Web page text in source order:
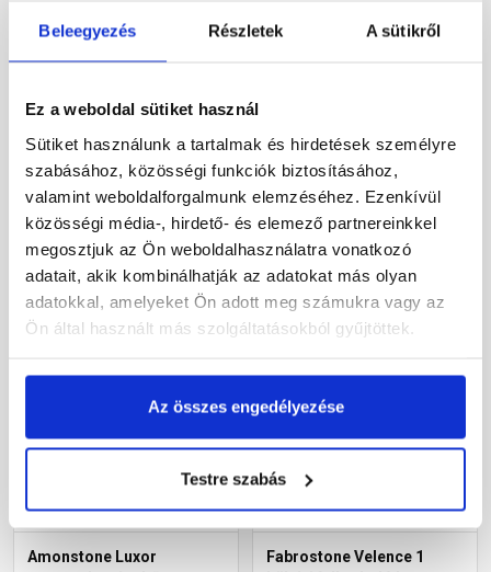
Beleegyezés Részletek A sütikről
Ez a weboldal sütiket használ
Sütiket használunk a tartalmak és hirdetések személyre
szabásához, közösségi funkciók biztosításához,
valamint weboldalforgalmunk elemzéséhez. Ezenkívül
közösségi média-, hirdető- és elemező partnereinkkel
megosztjuk az Ön weboldalhasználatra vonatkozó
adatait, akik kombinálhatják az adatokat más olyan
adatokkal, amelyeket Ön adott meg számukra vagy az
Ön által használt más szolgáltatásokból gyűjtöttek.
Az összes engedélyezése
Testre szabás
kültéri falburkoló lap
Rendelésre
7 750 Ft/ doboz
7 750 Ft / m2
Megnézem
Rendelésre
8 945 Ft/ doboz
4 969 Ft / fm
Megnézem
Amonstone Luxor
Fabrostone Velence 1